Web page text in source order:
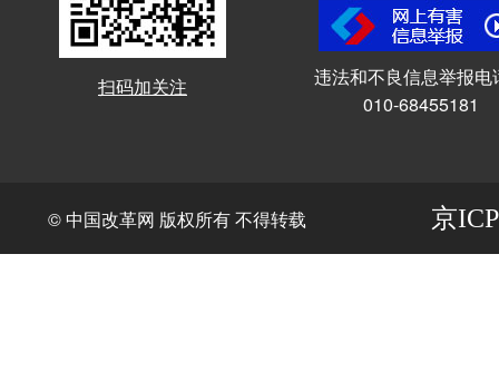
扫码加关注
违法和不良信息举报电
010-68455181
© 中国改革网 版权所有 不得转载 京